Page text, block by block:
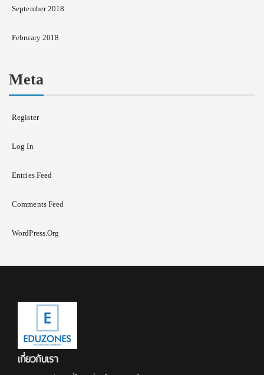
September 2018
February 2018
Meta
Register
Log In
Entries Feed
Comments Feed
WordPress.org
เกี่ยวกับเรา